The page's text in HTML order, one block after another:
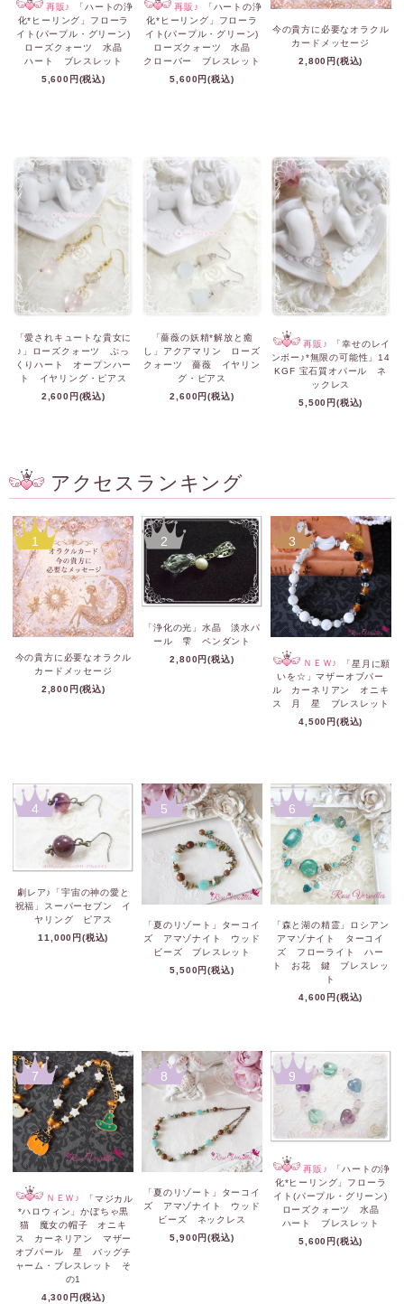
再販♪
「ハートの浄
化*ヒーリング」フローラ
イト(パープル・グリーン)
ローズクォーツ 水晶
ハート ブレスレット
5,600円(税込)
再販♪
「ハートの浄
化*ヒーリング」フローラ
イト(パープル・グリーン)
ローズクォーツ 水晶
クローバー ブレスレット
5,600円(税込)
今の貴方に必要なオラクル
カードメッセージ
2,800円(税込)
「愛されキュートな貴女に
♪」ローズクォーツ ぷっ
くりハート オープンハー
ト イヤリング・ピアス
2,600円(税込)
「薔薇の妖精*解放と癒
し」アクアマリン ローズ
クォーツ 薔薇 イヤリン
グ・ピアス
2,600円(税込)
再販♪
「幸せのレイ
ンボー♪*無限の可能性」14
KGF 宝石質オパール ネ
ックレス
5,500円(税込)
アクセスランキング
1
今の貴方に必要なオラクル
カードメッセージ
2,800円(税込)
2
「浄化の光」水晶 淡水パ
ール 雫 ペンダント
2,800円(税込)
3
ＮＥＷ♪
「星月に願
いを☆」マザーオブパー
ル カーネリアン オニキ
ス 月 星 ブレスレット
4,500円(税込)
4
劇レア♪「宇宙の神の愛と
祝福」スーパーセブン イ
ヤリング ピアス
11,000円(税込)
5
「夏のリゾート」ターコイ
ズ アマゾナイト ウッド
ビーズ ブレスレット
5,500円(税込)
6
「森と湖の精霊」ロシアン
アマゾナイト ターコイ
ズ フローライト ハー
ト お花 鍵 ブレスレッ
ト
4,600円(税込)
7
ＮＥＷ♪
「マジカル
*ハロウィン」かぼちゃ黒
猫 魔女の帽子 オニキ
ス カーネリアン マザー
オブパール 星 バッグチ
ャーム・ブレスレット そ
の1
4,300円(税込)
8
「夏のリゾート」ターコイ
ズ アマゾナイト ウッド
ビーズ ネックレス
5,900円(税込)
9
再販♪
「ハートの浄
化*ヒーリング」フローラ
イト(パープル・グリーン)
ローズクォーツ 水晶
ハート ブレスレット
5,600円(税込)